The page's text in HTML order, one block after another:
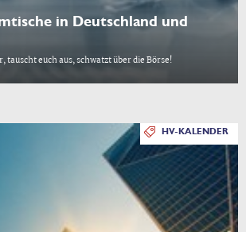
in Deutschland und
tauscht euch aus, schwatzt über die Börse!
HV-KALENDER